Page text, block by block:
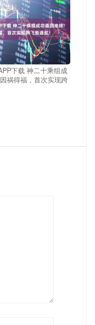
下载 神二十乘组成
祸得福，首次实现跨